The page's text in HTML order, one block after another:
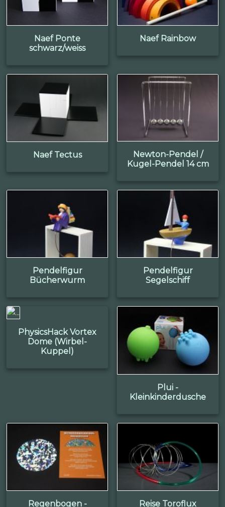
Naef Ponte
schwarz/weiss
Naef Rainbow
Naef Tectus
Newton-Pendel /
Kugel-Pendel 14 cm
Pendelfigur
Bücherwurm
Pendelfigur
Segelschiff
PhysicsHack Vortex
Dome (Wirbel-
Kuppel)
Plui -
Kleinkinderdusche
Regenbogen - Reise Toroflux